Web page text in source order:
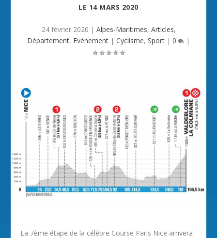
LE 14 MARS 2020
24 février 2020 | Alpes-Maritimes, Articles,
Département, Evénement | Cyclisme, Sport | 0 |
La 7ème étape de la célèbre Course Paris Nice arrivera